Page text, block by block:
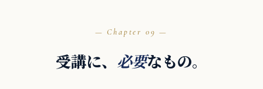
09
受講に、 必要なもの。